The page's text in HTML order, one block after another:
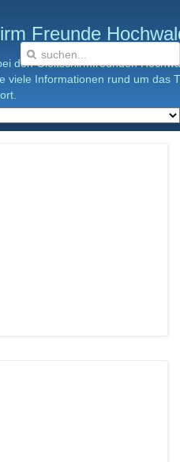
Freunde
den Gleitschirmfreunden
viele Informationen rund um das